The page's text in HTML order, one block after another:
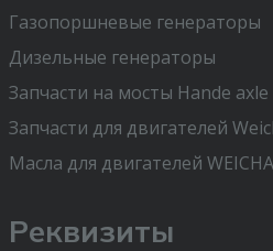
Газопоршневые генераторы
Дизельные генераторы
Запчасти на мосты Hande axle
Запчасти для двигателей
Масла для двигателей
Реквизиты